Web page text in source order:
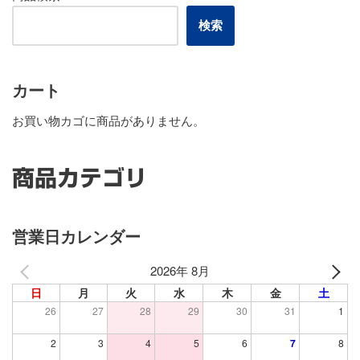
検索
カート
お買い物カゴに商品がありません。
商品カテゴリ
営業日カレンダー
2026年 8月
日 月 火 水 木 金 土
26 27 28 29 30 31 1
2 3 4 5 6 7 8